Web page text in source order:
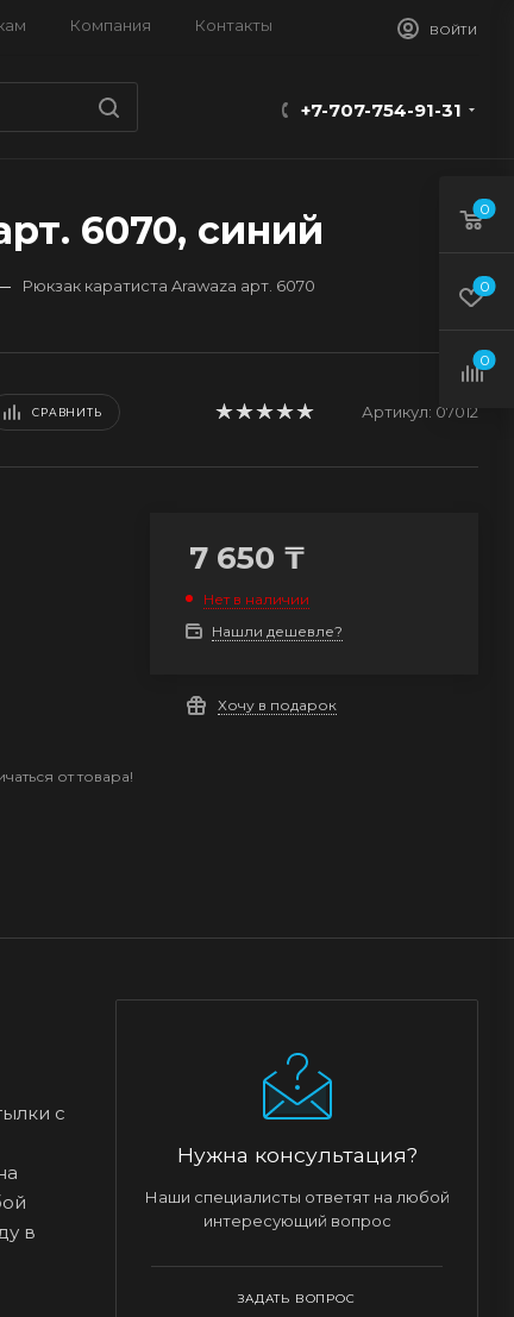
Компания Контакты ВОЙТИ
+7-707-754-91-31
6070, синий
Рюкзак каратиста Arawaza арт. 6070
СРАВНИТЬ Артикул: 07012
7 650 ₸
Нет в наличии
Нашли дешевле?
Хочу в подарок
от товара!
с
в
Нужна консультация?
Наши специалисты ответят на любой
интересующий вопрос
ЗАДАТЬ ВОПРОС
0
0
0